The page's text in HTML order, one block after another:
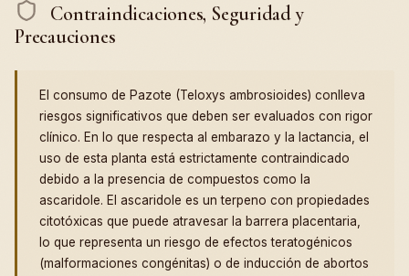
Contraindicaciones, Seguridad y
Precauciones
El consumo de Pazote (Teloxys ambrosioides) conlleva
riesgos significativos que deben ser evaluados con rigor
clínico. En lo que respecta al embarazo y la lactancia, el
uso de esta planta está estrictamente contraindicado
debido a la presencia de compuestos como la
ascaridole. El ascaridole es un terpeno con propiedades
citotóxicas que puede atravesar la barrera placentaria,
lo que representa un riesgo de efectos teratogénicos
(malformaciones congénitas) o de inducción de abortos